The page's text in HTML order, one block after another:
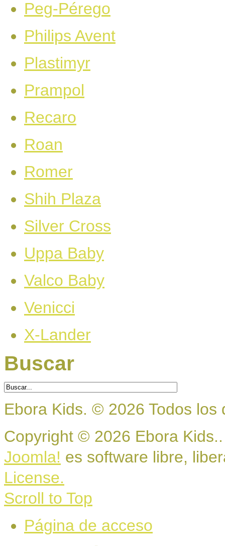
Peg-Pérego
Philips Avent
Plastimyr
Prampol
Recaro
Roan
Romer
Shih Plaza
Silver Cross
Uppa Baby
Valco Baby
Venicci
X-Lander
Buscar
Ebora Kids. © 2026 Todos los
Copyright © 2026 Ebora
Joomla! es software libre,
License.
Scroll to Top
Página de acceso